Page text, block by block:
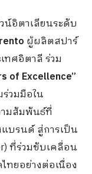
น์อิตาเลียนระดับ
ผู้ผลิตสปาร์
ทศอิตาลี ร่วม
of Excellence”
วมมือใน
มสัมพันธ์ที่
บรนด์ สู่การเป็น
ที่ร่วมขับเคลื่อน
ทยอย่างต่อเนื่อง